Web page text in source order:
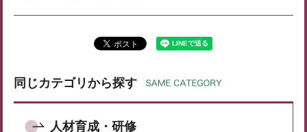
同じカテゴリから探す
人材育成・研修